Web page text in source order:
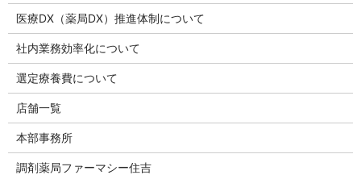
医療DX（薬局DX）推進体制について
社内業務効率化について
選定療養費について
店舗一覧
本部事務所
調剤薬局ファーマシー住吉